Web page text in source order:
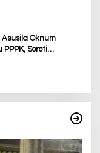
Asusila Oknum
Soroti
TTS